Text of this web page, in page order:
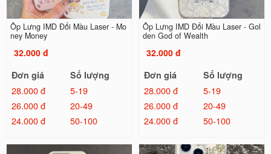
Ốp Lưng IMD Đổi Màu Laser - Mo
ney Money
32.000 đ
Đơn giá
Số lượng
28.000 đ
5-19
26.000 đ
20-49
24.000 đ
50-100
Ốp Lưng IMD Đổi Màu Laser - Gol
den God of Wealth
32.000 đ
Đơn giá
Số lượng
28.000 đ
5-19
26.000 đ
20-49
24.000 đ
50-100